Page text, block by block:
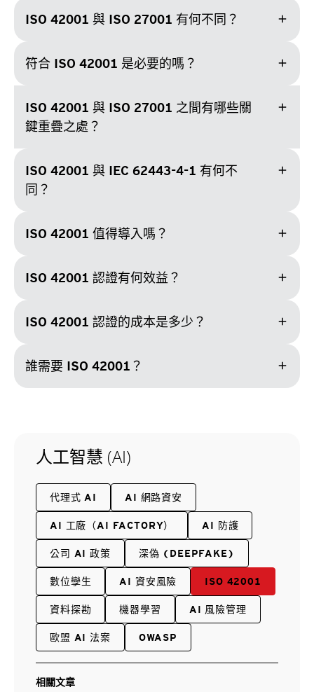
ISO 42001 與 ISO 27001 有何不同？ add
符合 ISO 42001 是必要的嗎？ add
ISO 42001 與 ISO 27001 之間有哪些關
鍵重疊之處？
add
ISO 42001 與 IEC 62443-4-1 有何不
同？
add
ISO 42001 值得導入嗎？ add
ISO 42001 認證有何效益？ add
ISO 42001 認證的成本是多少？ add
誰需要 ISO 42001？ add
人工智慧 (AI)
代理式 AI AI 網路資安
AI 工廠（AI FACTORY） AI 防護
公司 AI 政策 深偽 (DEEPFAKE)
數位孿生 AI 資安風險 ISO 42001
資料探勘 機器學習 AI 風險管理
歐盟 AI 法案 OWASP
相關文章